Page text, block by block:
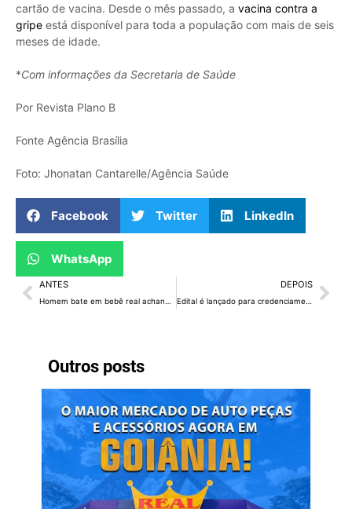
Outros posts
cartão de vacina. Desde o mês passado, a vacina contra a
gripe está disponível para toda a população com mais de seis
meses de idade.
*Com informações da Secretaria de Saúde
Por Revista Plano B
Fonte Agência Brasília
Foto: Jhonatan Cantarelle/Agência Saúde
Facebook Twitter LinkedIn
WhatsApp
ANTES DEPOIS
Edital é lançado para credenciamento de lojas de material de construção